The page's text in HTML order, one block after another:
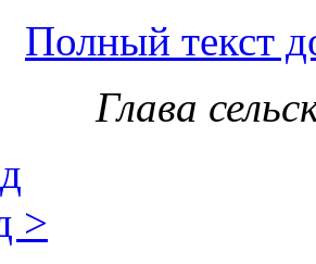
Полный текст
Глава
>